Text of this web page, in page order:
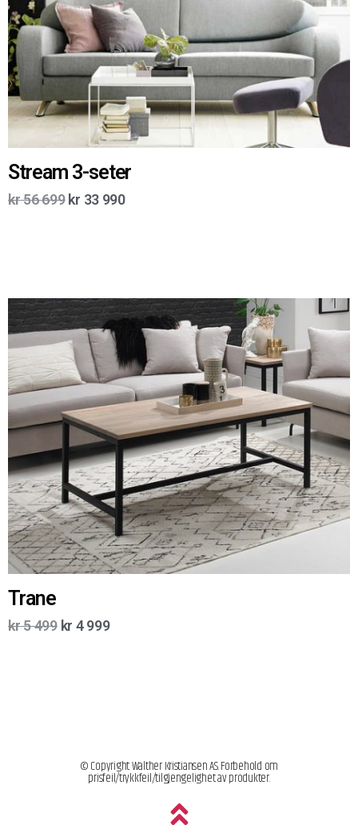
Stream 3-seter
kr56 699 kr 33 990
Trane
kr5 499 kr 4 999
© Copyright Walther Kristiansen AS. Forbehold om
prisfeil/trykkfeil/tilgjengelighet av produkter.